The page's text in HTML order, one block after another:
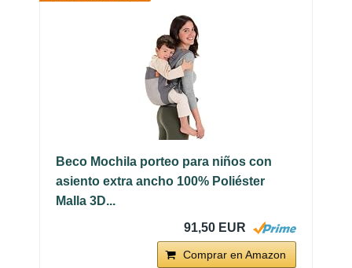
Beco Mochila porteo para niños con
asiento extra ancho 100% Poliéster
Malla 3D...
91,50 EUR
Comprar en Amazon